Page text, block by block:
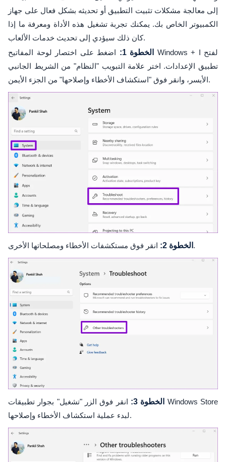
إلى معالجة مشكلات تثبيت التطبيق أو تحديثه بشكل فعال على جهاز
الكمبيوتر الخاص بك. يمكنك تجربة تشغيل هذه الأداة ومعرفة ما إذا
كان ذلك سيؤدي إلى تحديث خدمات الألعاب.
الخطوة 1:
اضغط على اختصار لوحة المفاتيح Windows + I لفتح
تطبيق الإعدادات. اختر علامة التبويب "النظام" من الشريط الجانبي
الأيسر، وانقر فوق "استكشاف الأخطاء وإصلاحها" من الجزء الأيمن.
الخطوة 2: انقر فوق مستكشفات الأخطاء ومصلحاتها الأخرى.
الخطوة 3:
انقر فوق الزر "تشغيل" بجوار تطبيقات Windows Store
لبدء عملية استكشاف الأخطاء وإصلاحها.